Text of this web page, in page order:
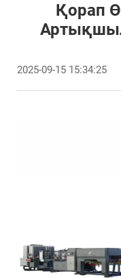
Қорап
2025-09-15 15:34:25